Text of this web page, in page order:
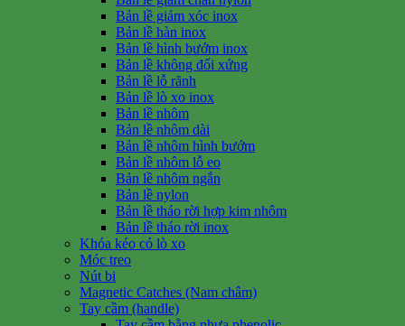
Bản lề giảm xóc inox
Bản lề hàn inox
Bản lề hình bướm inox
Bản lề không đối xứng
Bản lề lỗ rãnh
Bản lề lò xo inox
Bản lề nhôm
Bản lề nhôm dài
Bản lề nhôm hình bướm
Bản lề nhôm lỗ eo
Bản lề nhôm ngắn
Bản lề nylon
Bản lề tháo rời hợp kim nhôm
Bản lề tháo rời inox
Khóa kéo có lò xo
Móc treo
Nút bi
Magnetic Catches (Nam châm)
Tay cầm (handle)